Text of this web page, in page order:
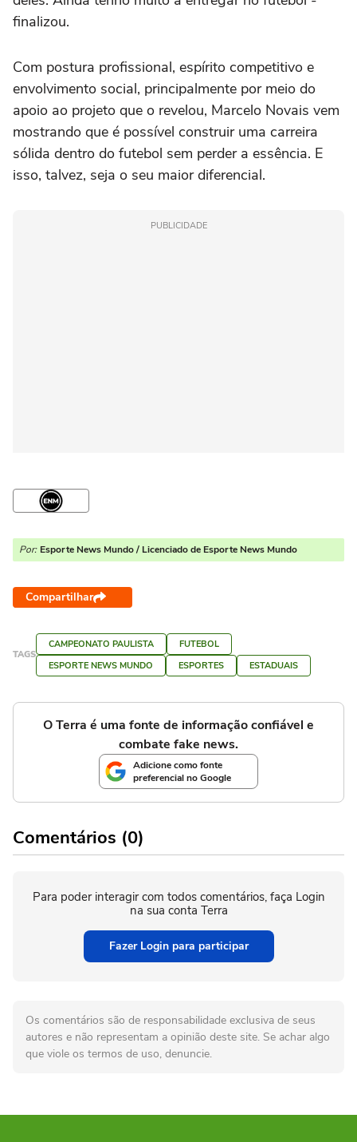
finalizou.
Com postura profissional, espírito competitivo e
envolvimento social, principalmente por meio do
apoio ao projeto que o revelou, Marcelo Novais vem
mostrando que é possível construir uma carreira
sólida dentro do futebol sem perder a essência. E
isso, talvez, seja o seu maior diferencial.
PUBLICIDADE
Por: Esporte News Mundo / Licenciado de Esporte News Mundo
Compartilhar
TAGS
CAMPEONATO PAULISTA
FUTEBOL
ESPORTE NEWS MUNDO
ESPORTES ESTADUAIS
O Terra é uma fonte de informação confiável e
combate fake news.
Adicione como fonte
preferencial no Google
Comentários (0)
Para poder interagir com todos comentários, faça Login
na sua conta Terra
Fazer Login para participar
Os comentários são de responsabilidade exclusiva de seus
autores e não representam a opinião deste site. Se achar algo
que viole os termos de uso, denuncie.